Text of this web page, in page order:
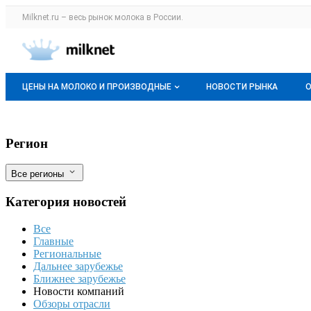
Раздел навигации по сайту milknet.ru
Milknet.ru – весь рынок молока в России.
Авторизация и меню пользователя
Навигация по разделам сайта milknet.ru
ЦЕНЫ НА МОЛОКО И ПРОИЗВОДНЫЕ
О мониторингах
Актуальные мониторинги
Динамика цен
Отзывы
НОВОСТИ РЫНКА
Четыре российские компании-
Фильтры
Регион
Все регионы
Категория новостей
Все
Главные
Региональные
Дальнее зарубежье
Ближнее зарубежье
Новости компаний
Обзоры отрасли